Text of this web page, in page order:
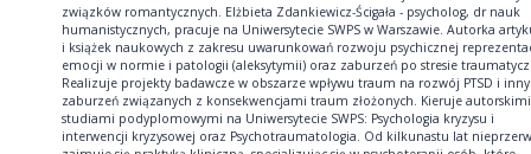
związków romantycznych. Elżbieta Zdankiewicz-Ścigała - psycholog, dr nauk
humanistycznych, pracuje na Uniwersytecie SWPS w Warszawie. Autorka
i książek naukowych z zakresu uwarunkowań rozwoju psychicznej
emocji w normie i patologii (aleksytymii) oraz zaburzeń po stresie
Realizuje projekty badawcze w obszarze wpływu traum na rozwój PTSD i
zaburzeń związanych z konsekwencjami traum złożonych. Kieruje autorskimi
studiami podyplomowymi na Uniwersytecie SWPS: Psychologia kryzysu i
interwencji kryzysowej oraz Psychotraumatologia. Od kilkunastu lat